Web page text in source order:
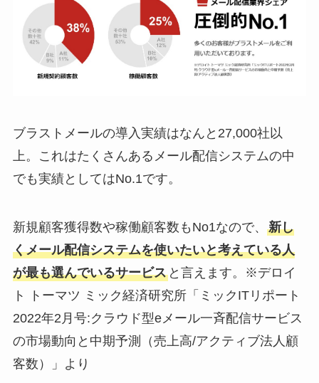
ブラストメールの導入実績はなんと27,000社以
上。これはたくさんあるメール配信システムの中
でも実績としてはNo.1です。
新規顧客獲得数や稼働顧客数もNo1なので、 新し
くメール配信システムを使いたいと考えている人
が最も選んでいるサービスと言えます。※デロイ
ト トーマツ ミック経済研究所「ミックITリポート
2022年2月号:クラウド型eメール一斉配信サービス
の市場動向と中期予測（売上高/アクティブ法人顧
客数）」より